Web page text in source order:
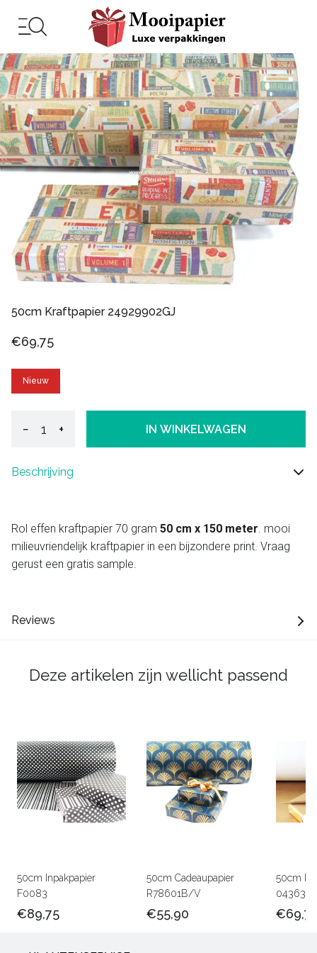
50cm Kraftpapier 24929902GJ
€69,75
Nieuw
− + IN WINKELWAGEN
Beschrijving
Rol effen kraftpapier 70 gram 50 cm x 150 meter. mooi
milieuvriendelijk kraftpapier in een bijzondere print. Vraag
gerust een gratis sample.
Reviews
Deze artikelen zijn wellicht passend
50cm Inpakpapier
F0083
€89,75
50cm Cadeaupapier
R78601B/V
€55,90
50cm